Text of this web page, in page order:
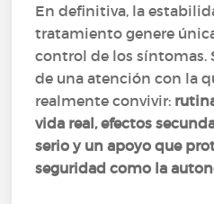
En definitiva, la
tratamiento genere
control de los síntomas.
de una atención con la
realmente convivir:
vida real, efectos
serio y un apoyo que
seguridad como la